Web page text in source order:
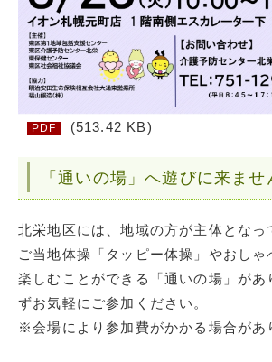
PDF (513.42 KB)
「通いの場」へ遊びに来ませ
北栄地区には、地域の方が主体となっ
ご当地体操「タッピー体操」やおしゃ
楽しむことができる「通いの場」があ
ずお気軽にご参加ください。
※会場により参加費がかかる場合があ